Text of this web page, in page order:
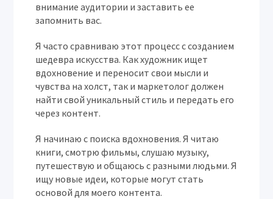
внимание аудитории и заставить ее
запомнить вас.
Я часто сравниваю этот процесс с созданием
шедевра искусства. Как художник ищет
вдохновение и переносит свои мысли и
чувства на холст, так и маркетолог должен
найти свой уникальный стиль и передать его
через контент.
Я начинаю с поиска вдохновения. Я читаю
книги, смотрю фильмы, слушаю музыку,
путешествую и общаюсь с разными людьми. Я
ищу новые идеи, которые могут стать
основой для моего контента.